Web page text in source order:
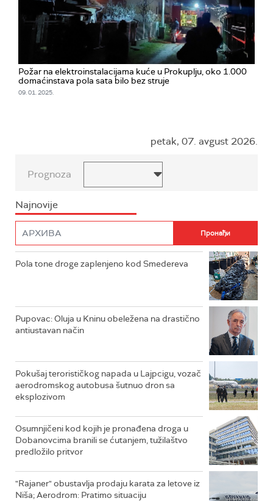
Požar na elektroinstalacijama kuće u Prokuplju, oko 1.000
domaćinstava pola sata bilo bez struje
09. 01. 2025.
petak, 07. avgust 2026.
Prognoza
Najnovije
Pola tone droge zaplenjeno kod Smedereva
Pupovac: Oluja u Kninu obeležena na drastično
antiustavan način
Pokušaj terorističkog napada u Lajpcigu, vozač
aerodromskog autobusa šutnuo dron sa
eksplozivom
Osumnjičeni kod kojih je pronađena droga u
Dobanovcima branili se ćutanjem, tužilaštvo
predložilo pritvor
"Rajaner" obustavlja prodaju karata za letove iz
Niša; Aerodrom: Pratimo situaciju